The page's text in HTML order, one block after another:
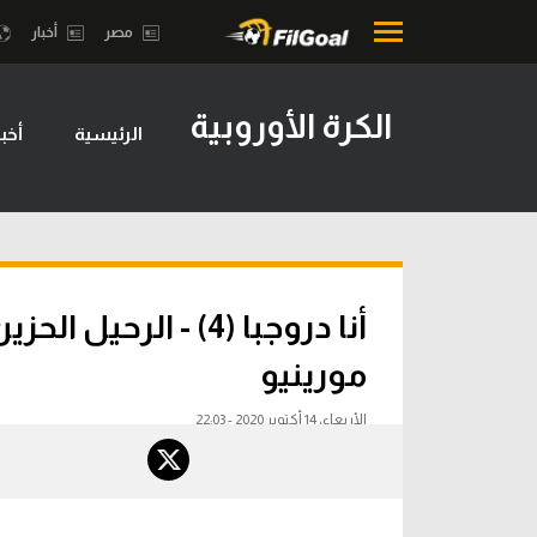
ميركاتو
فانتازي في الجول
مسابقة التوقعات
مصر أخبار
الكرة الأوروبية الرئيسية
أنا دروجبا (4) -
مورينيو
الأربعاء، 14 أكتوبر 2020 - 22:03